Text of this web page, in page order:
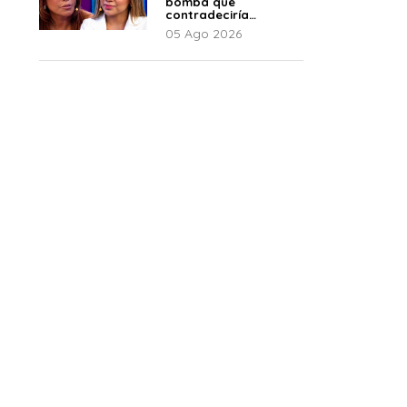
contradeciría
comunicado de La
Bella Luz: “Hay un
05 Ago 2026